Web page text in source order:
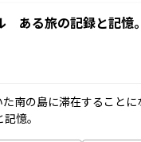
ある旅の記録と記
南の島に滞在すること
憶。